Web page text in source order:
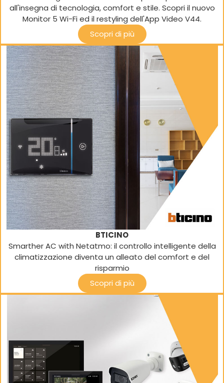
all'insegna di tecnologia, comfort e stile. Scopri il nuovo
Monitor 5 Wi-Fi ed il restyling dell'App Video V44.
Scopri di più
BTICINO
Smarther AC with Netatmo: il controllo intelligente della
climatizzazione diventa un alleato del comfort e del
risparmio
Scopri di più